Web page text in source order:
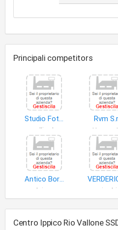
Principali competitors
Studio Fotografico Perotti di Colnaghi Enrico & C. S.n.c
pellicole
Rvm
Antico Borgo Camuzzago Golf Club S.r.l. Societa' Sportiva Dilettantistica Finalizzata All'attivita' Golfistica
giochi
Centro Ippico Rio Vallone